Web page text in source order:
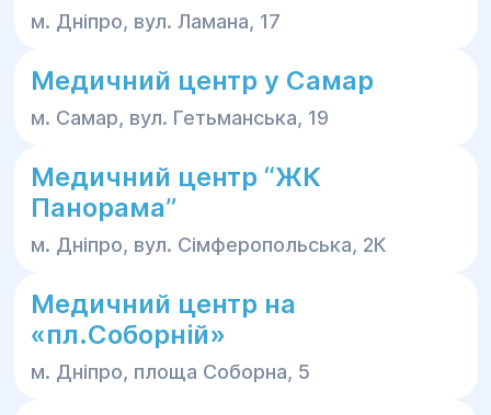
м. Дніпро, вул. Ламана, 17
Медичний центр у Самар
м. Самар, вул. Гетьманська, 19
Медичний центр “ЖК
Панорама”
м. Дніпро, вул. Сімферопольська, 2К
Медичний центр на
«пл.Соборній»
м. Дніпро, площа Соборна, 5